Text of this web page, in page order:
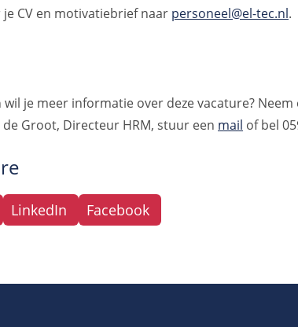
CV en motivatiebrief naar personeel@el-tec.nl.
wil je meer informatie over deze vacature?
Groot, Directeur HRM, stuur een mail of bel
LinkedIn Facebook